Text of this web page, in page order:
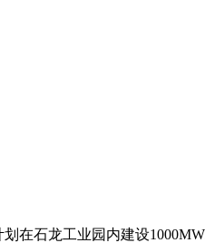
在石龙工业园内建设